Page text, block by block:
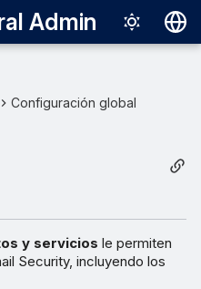
Admin
English
한국어
Configuración global
y servicios le permiten
Security, incluyendo los